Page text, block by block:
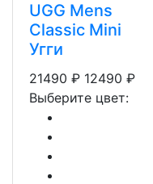
UGG Mens
Classic Mini
Угги
21490 ₽ 12490 ₽
Выберите цвет: